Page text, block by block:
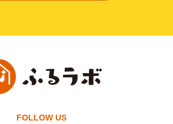
FOLLOW US